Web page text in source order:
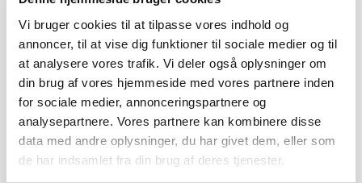
Vi bruger cookies til at tilpasse vores indhold og
annoncer, til at vise dig funktioner til sociale medier og til
at analysere vores trafik. Vi deler også oplysninger om
din brug af vores hjemmeside med vores partnere inden
for sociale medier, annonceringspartnere og
analysepartnere. Vores partnere kan kombinere disse
data med andre oplysninger, du har givet dem, eller som
de har indsamlet fra din brug af deres tjenester.